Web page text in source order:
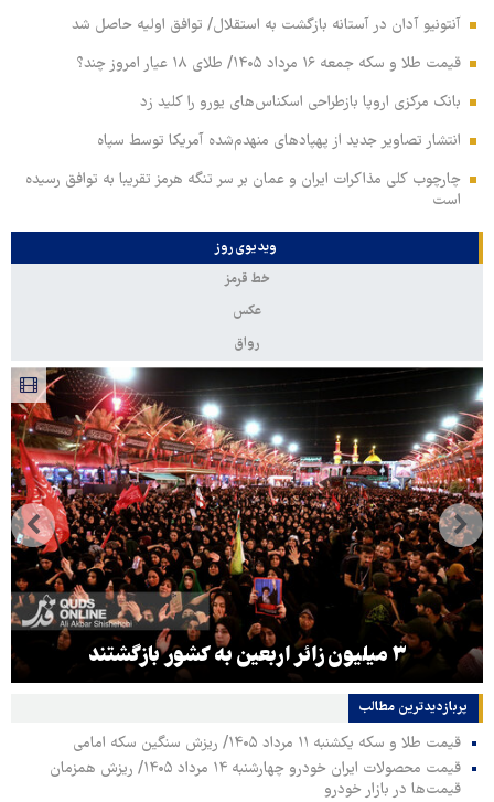
آنتونیو آدان در آستانه بازگشت به استقلال/ توافق اولیه حاصل شد
قیمت طلا و سکه جمعه ۱۶ مرداد ۱۴۰۵/ طلای ۱۸ عیار امروز چند؟
بانک مرکزی اروپا بازطراحی اسکناس‌های یورو را کلید زد
انتشار تصاویر جدید از پهپادهای منهدم‌شده آمریکا توسط سپاه
چارچوب کلی مذاکرات ایران و عمان بر سر تنگه هرمز تقریبا به توافق رسیده
است
ویدیوی روز
خط قرمز
عکس
رواق
۳ میلیون زائر اربعین به کشور بازگشتند
پربازدیدترین‌ مطالب
قیمت طلا و سکه یکشنبه ۱۱ مرداد ۱۴۰۵/ ریزش سنگین سکه امامی
قیمت محصولات ایران خودرو چهارشنبه ۱۴ مرداد ۱۴۰۵/ ریزش همزمان
قیمت‌ها در بازار خودرو